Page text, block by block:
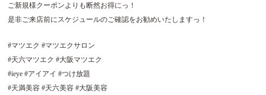
ご新規様クーポンよりも断然お得にっ！
是非ご来店前にスケジュールのご確認をお勧めいたしますっ！
#マツエク #マツエクサロン
#天六マツエク #大阪マツエク
#ieye #アイアイ #つけ放題
#天満美容 #天六美容 #大阪美容